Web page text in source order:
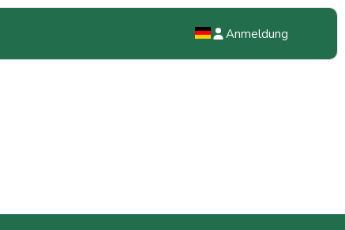
Anmeldung